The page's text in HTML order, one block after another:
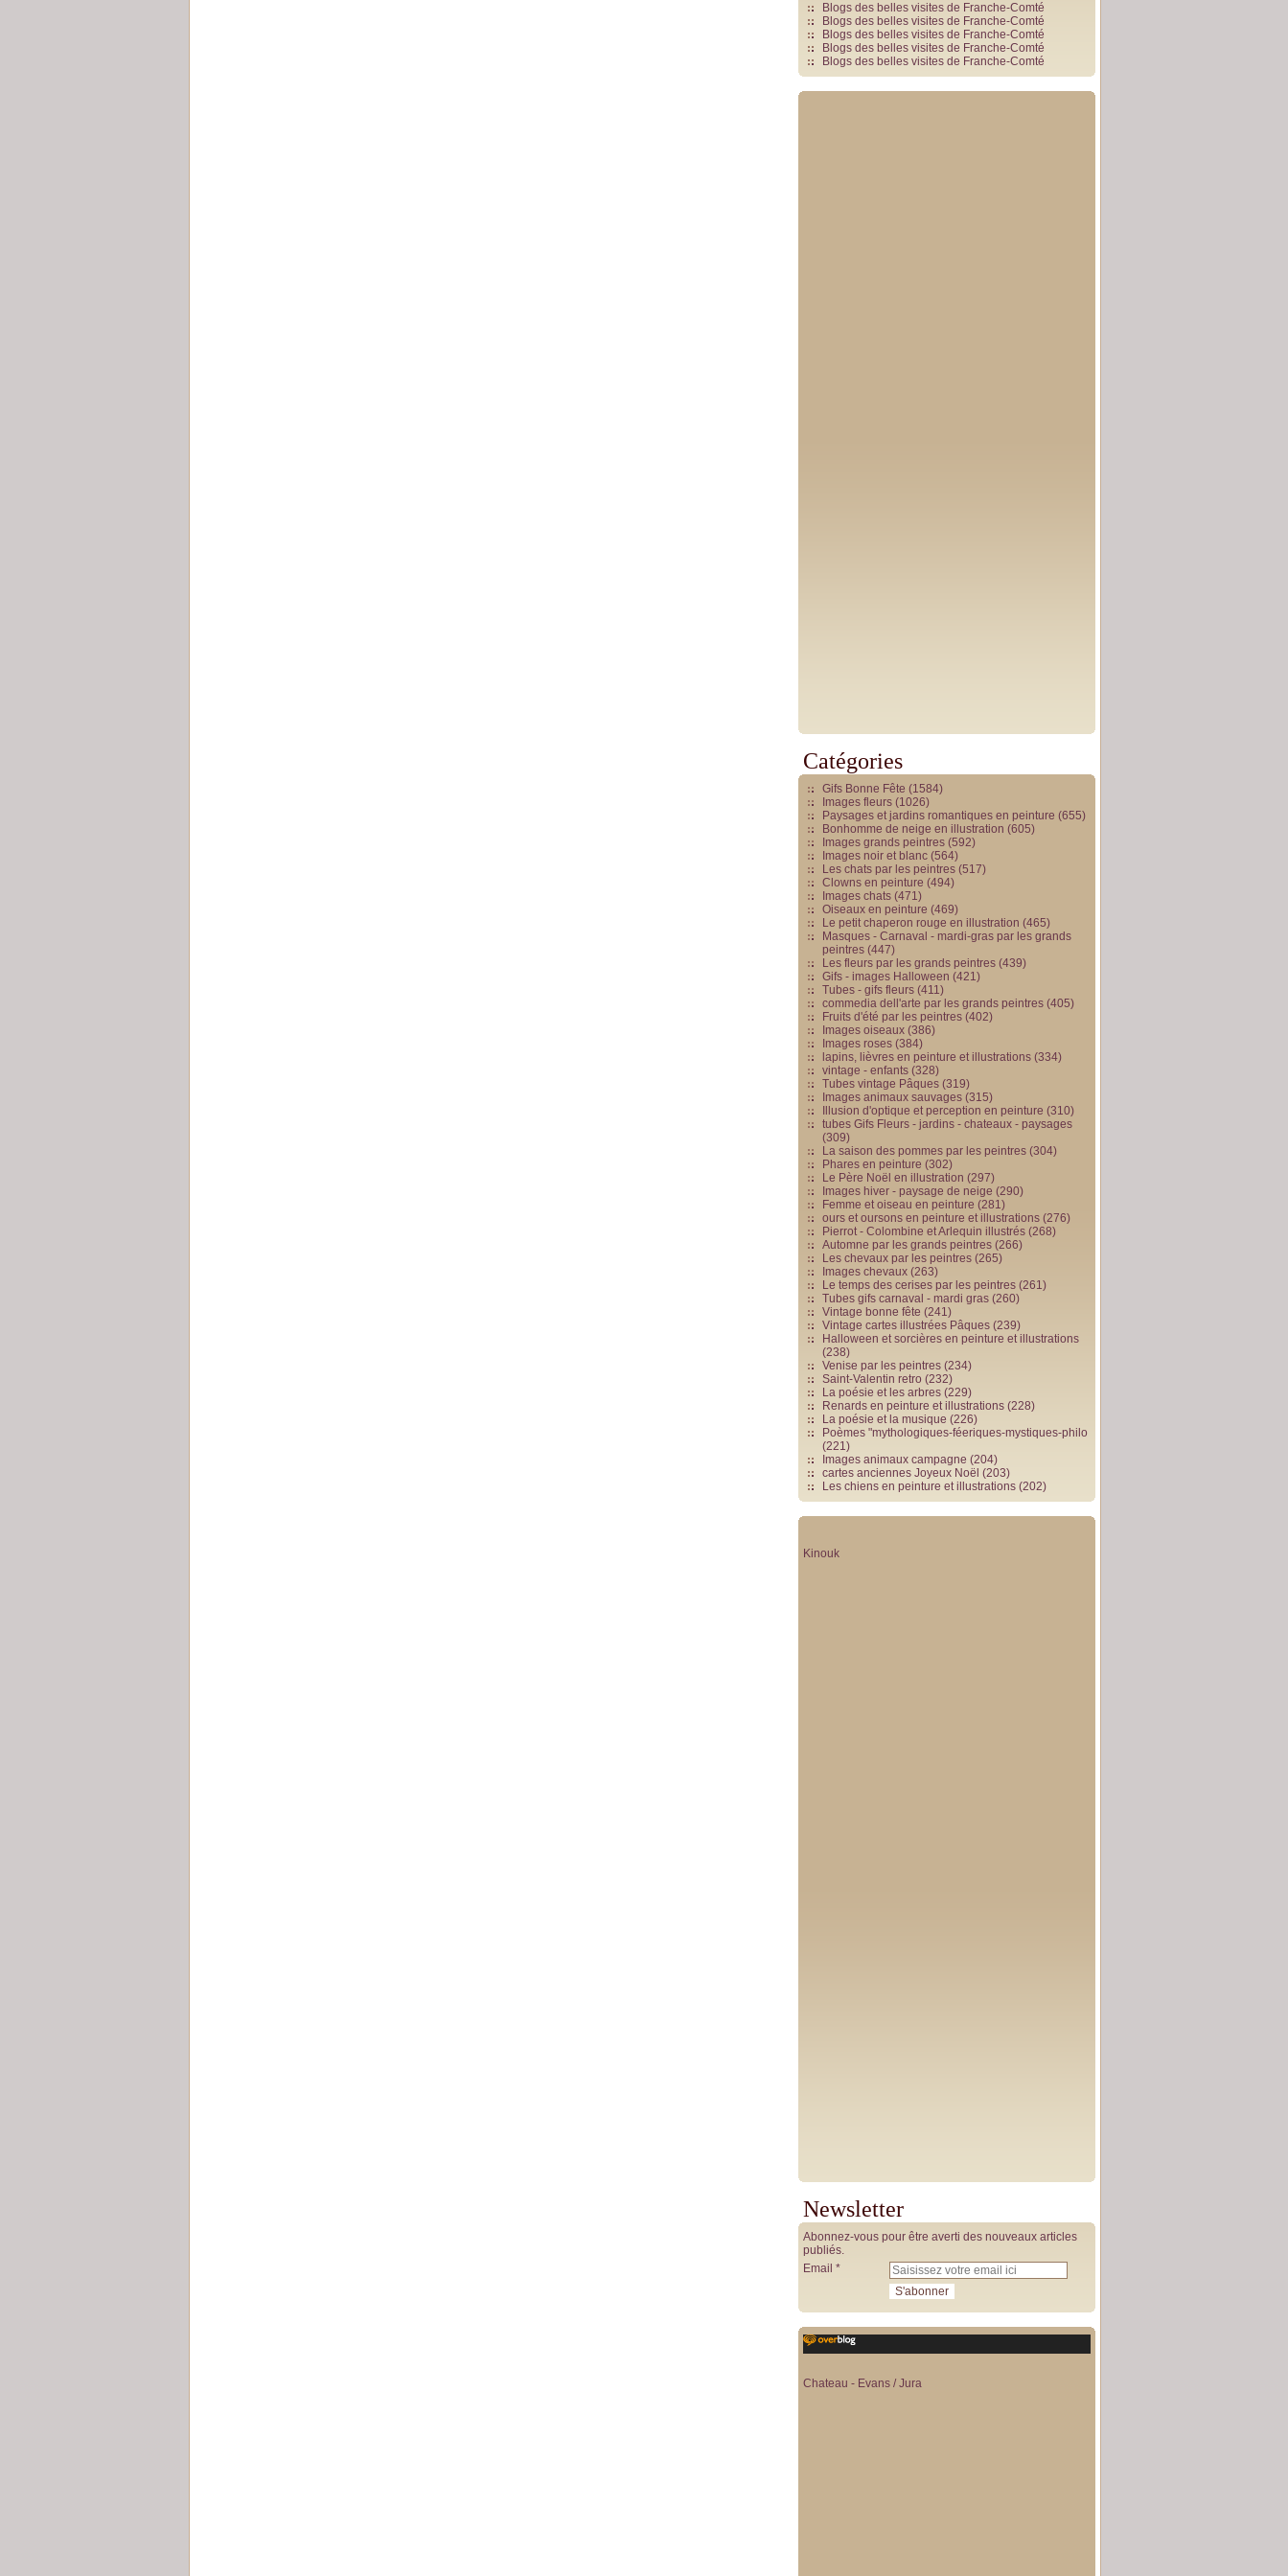
Blogs des belles visites de Franche-Comté
Blogs des belles visites de Franche-Comté
Blogs des belles visites de Franche-Comté
Blogs des belles visites de Franche-Comté
Blogs des belles visites de Franche-Comté
Catégories
Gifs Bonne Fête (1584)
Images fleurs (1026)
Paysages et jardins romantiques en peinture (655)
Bonhomme de neige en illustration (605)
Images grands peintres (592)
Images noir et blanc (564)
Les chats par les peintres (517)
Clowns en peinture (494)
Images chats (471)
Oiseaux en peinture (469)
Le petit chaperon rouge en illustration (465)
Masques - Carnaval - mardi-gras par les grands
peintres (447)
Les fleurs par les grands peintres (439)
Gifs - images Halloween (421)
Tubes - gifs fleurs (411)
commedia dell'arte par les grands peintres (405)
Fruits d'été par les peintres (402)
Images oiseaux (386)
Images roses (384)
lapins, lièvres en peinture et illustrations (334)
vintage - enfants (328)
Tubes vintage Pâques (319)
Images animaux sauvages (315)
Illusion d'optique et perception en peinture (310)
tubes Gifs Fleurs - jardins - chateaux - paysages
(309)
La saison des pommes par les peintres (304)
Phares en peinture (302)
Le Père Noël en illustration (297)
Images hiver - paysage de neige (290)
Femme et oiseau en peinture (281)
ours et oursons en peinture et illustrations (276)
Pierrot - Colombine et Arlequin illustrés (268)
Automne par les grands peintres (266)
Les chevaux par les peintres (265)
Images chevaux (263)
Le temps des cerises par les peintres (261)
Tubes gifs carnaval - mardi gras (260)
Vintage bonne fête (241)
Vintage cartes illustrées Pâques (239)
Halloween et sorcières en peinture et illustrations
(238)
Venise par les peintres (234)
Saint-Valentin retro (232)
La poésie et les arbres (229)
Renards en peinture et illustrations (228)
La poésie et la musique (226)
Poèmes "mythologiques-féeriques-mystiques-philo
(221)
Images animaux campagne (204)
cartes anciennes Joyeux Noël (203)
Les chiens en peinture et illustrations (202)
Kinouk
Newsletter
Abonnez-vous pour être averti des nouveaux articles
publiés.
Email
Chateau - Evans / Jura